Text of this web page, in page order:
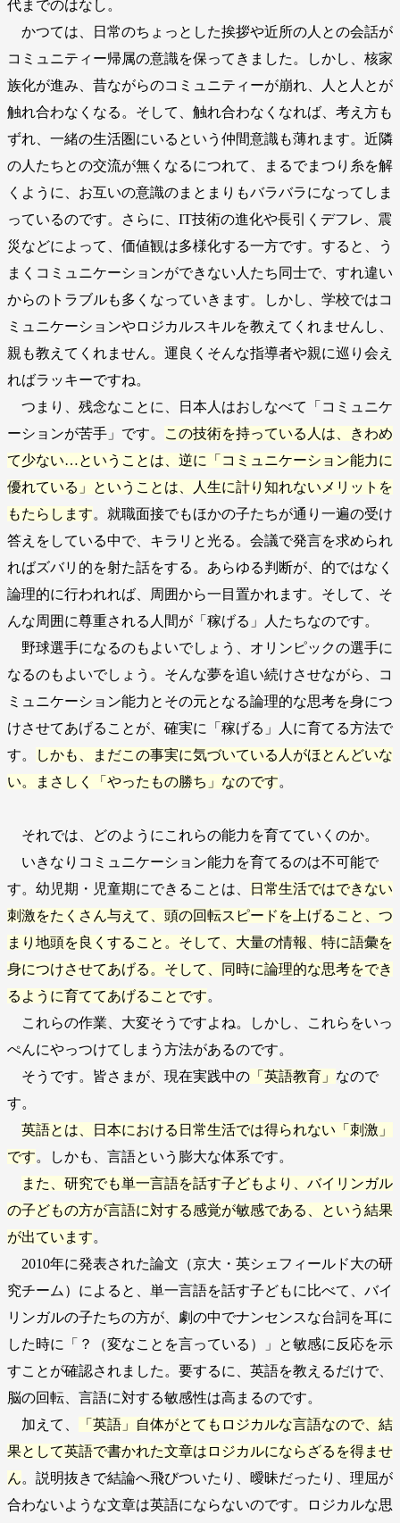
代までのはなし。
かつては、日常のちょっとした挨拶や近所の人との会話が
コミュニティー帰属の意識を保ってきました。しかし、核家
族化が進み、昔ながらのコミュニティーが崩れ、人と人とが
触れ合わなくなる。そして、触れ合わなくなれば、考え方も
ずれ、一緒の生活圏にいるという仲間意識も薄れます。近隣
の人たちとの交流が無くなるにつれて、まるでまつり糸を解
くように、お互いの意識のまとまりもバラバラになってしま
っているのです。さらに、IT技術の進化や長引くデフレ、震
災などによって、価値観は多様化する一方です。すると、う
まくコミュニケーションができない人たち同士で、すれ違い
からのトラブルも多くなっていきます。しかし、学校ではコ
ミュニケーションやロジカルスキルを教えてくれませんし、
親も教えてくれません。運良くそんな指導者や親に巡り会え
ればラッキーですね。
つまり、残念なことに、日本人はおしなべて「コミュニケ
ーションが苦手」です。
この技術を持っている人は、きわめ
て少ない…ということは、逆に「コミュニケーション能力に
優れている」ということは、人生に計り知れないメリットを
もたらします。就職面接でもほかの子たちが通り一遍の受け
答えをしている中で、キラリと光る。会議で発言を求められ
ればズバリ的を射た話をする。あらゆる判断が、的ではなく
論理的に行われれば、周囲から一目置かれます。そして、そ
んな周囲に尊重される人間が「稼げる」人たちなのです。
野球選手になるのもよいでしょう、オリンピックの選手に
なるのもよいでしょう。そんな夢を追い続けさせながら、コ
ミュニケーション能力とその元となる論理的な思考を身につ
けさせてあげることが、確実に「稼げる」人に育てる方法で
す。
しかも、まだこの事実に気づいている人がほとんどいな
い。まさしく「やったもの勝ち」なのです。
それでは、どのようにこれらの能力を育てていくのか。
いきなりコミュニケーション能力を育てるのは不可能で
す。幼児期・児童期にできることは、
日常生活ではできない
刺激をたくさん与えて、頭の回転スピードを上げること、つ
まり地頭を良くすること。そして、大量の情報、特に語彙を
身につけさせてあげる。そして、同時に論理的な思考をでき
るように育ててあげることです。
これらの作業、大変そうですよね。しかし、これらをいっ
ぺんにやっつけてしまう方法があるのです。
そうです。皆さまが、現在実践中の 「英語教育」 なので
す。
英語とは、日本における日常生活では得られない「刺激」
です。しかも、言語という膨大な体系です。
また、研究でも単一言語を話す子どもより、バイリンガル
の子どもの方が言語に対する感覚が敏感である、という結果
が出ています。
2010年に発表された論文（京大・英シェフィールド大の研
究チーム）によると、単一言語を話す子どもに比べて、バイ
リンガルの子たちの方が、劇の中でナンセンスな台詞を耳に
した時に「？（変なことを言っている）」と敏感に反応を示
すことが確認されました。要するに、英語を教えるだけで、
脳の回転、言語に対する敏感性は高まるのです。
加えて、
「英語」自体がとてもロジカルな言語なので、結
果として英語で書かれた文章はロジカルにならざるを得ませ
ん。説明抜きで結論へ飛びついたり、曖昧だったり、理屈が
合わないような文章は英語にならないのです。ロジカルな思